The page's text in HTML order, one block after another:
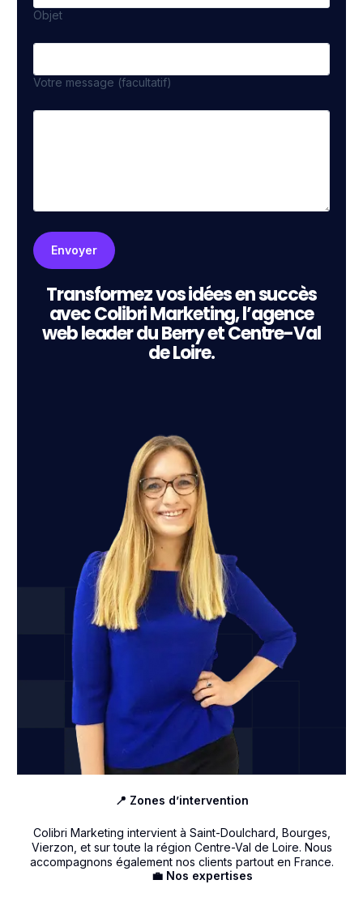
Objet
Votre message (facultatif)
Transformez vos idées en succès
avec Colibri Marketing, l’agence
web leader du Berry et Centre-Val
de Loire.
💼 Nos expertises
📍 Zones d’intervention
Colibri Marketing intervient à Saint-Doulchard, Bourges,
Vierzon, et sur toute la région Centre-Val de Loire. Nous
accompagnons également nos clients partout en France.